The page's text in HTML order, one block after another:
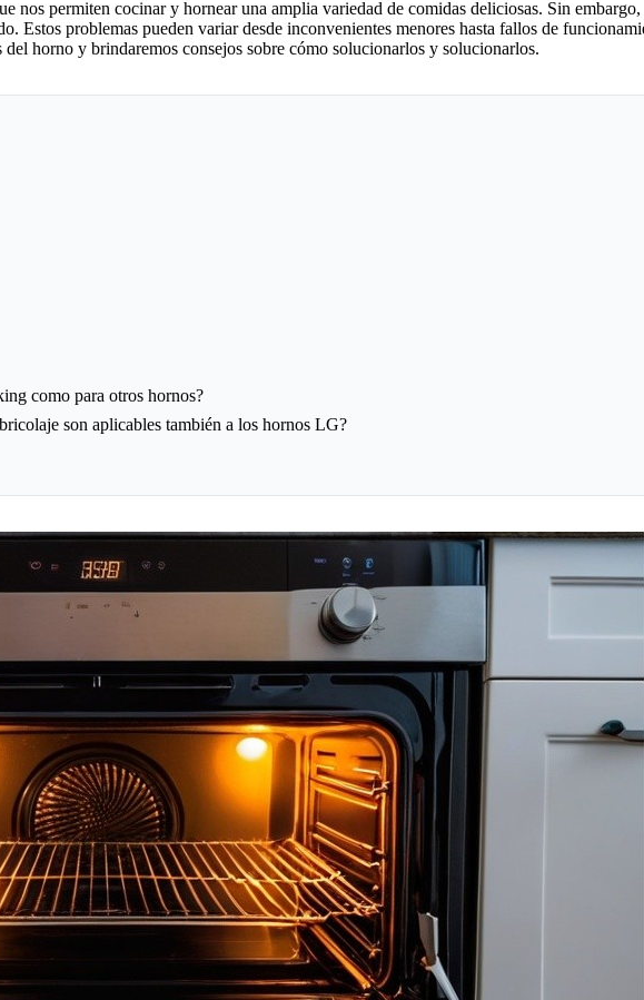
nos permiten cocinar y hornear una amplia variedad de comidas deliciosas. Sin
Estos problemas pueden variar desde inconvenientes menores hasta fallos de
horno y brindaremos consejos sobre cómo solucionarlos y solucionarlos.
como para otros hornos?
son aplicables también a los hornos LG?